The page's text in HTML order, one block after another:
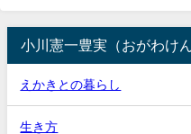
小川憲一豊実（おがわけ
えかきとの暮らし
生き方